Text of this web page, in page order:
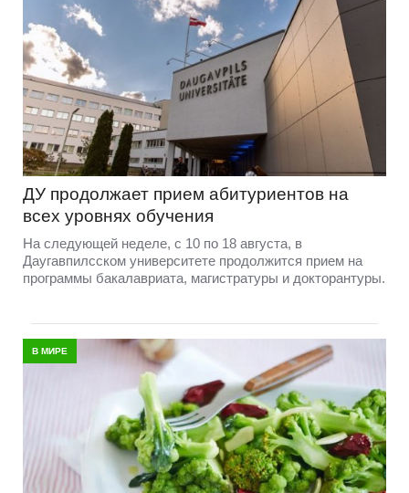
ДУ продолжает прием абитуриентов на
всех уровнях обучения
На следующей неделе, с 10 по 18 августа, в
Даугавпилсском университете продолжится прием на
программы бакалавриата, магистратуры и докторантуры.
В МИРЕ